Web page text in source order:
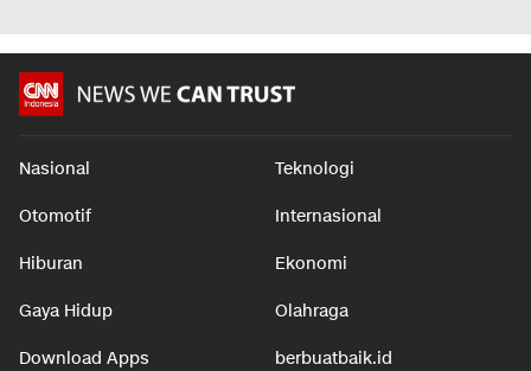
Nasional Teknologi
Otomotif Internasional
Hiburan Ekonomi
Gaya Hidup Olahraga
Download Apps berbuatbaik.id